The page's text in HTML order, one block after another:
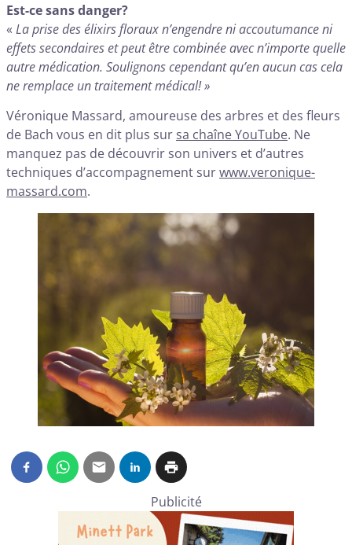
Est-ce sans danger?
« La prise des élixirs floraux n’engendre ni accoutumance ni
effets secondaires et peut être combinée avec n’importe quelle
autre médication. Soulignons cependant qu’en aucun cas cela
ne remplace un traitement médical! »
Véronique Massard, amoureuse des arbres et des fleurs
de Bach vous en dit plus sur sa chaîne YouTube. Ne
manquez pas de découvrir son univers et d’autres
techniques d’accompagnement surwww.veronique-
massard.com.
Publicité